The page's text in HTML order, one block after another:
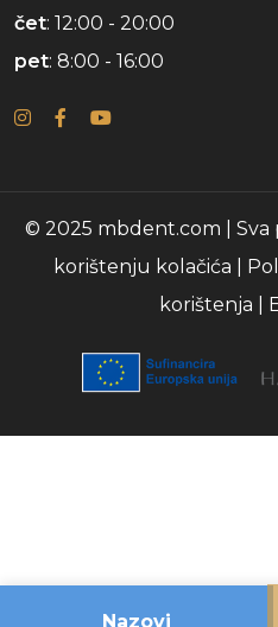
čet: 12:00 - 20:00
pet: 8:00 - 16:00
© 2025 mbdent.com | Sva
korištenju kolačića
korištenja
Nazovi